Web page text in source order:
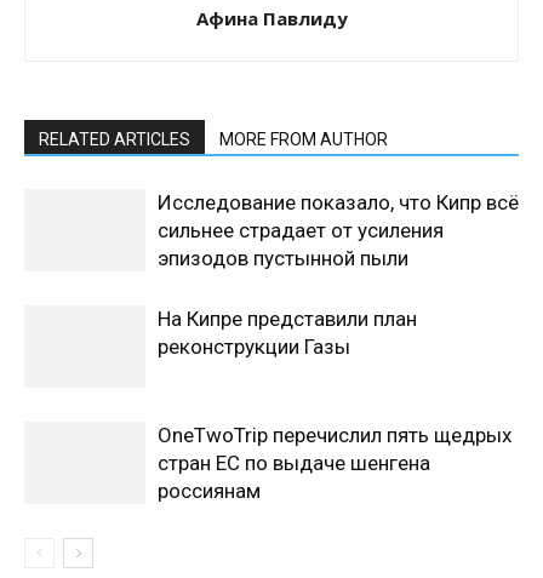
Афина Павлиду
RELATED ARTICLES MORE FROM AUTHOR
Исследование показало, что Кипр всё
сильнее страдает от усиления
эпизодов пустынной пыли
На Кипре представили план
реконструкции Газы
OneTwoTrip перечислил пять щедрых
стран ЕС по выдаче шенгена
россиянам